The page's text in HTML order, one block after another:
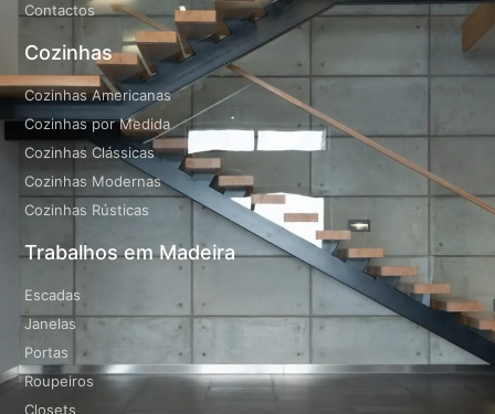
Contactos
Cozinhas
Cozinhas Americanas
Cozinhas por Medida
Cozinhas Clássicas
Cozinhas Modernas
Cozinhas Rústicas
Trabalhos em Madeira
Escadas
Janelas
Portas
Roupeiros
Closets